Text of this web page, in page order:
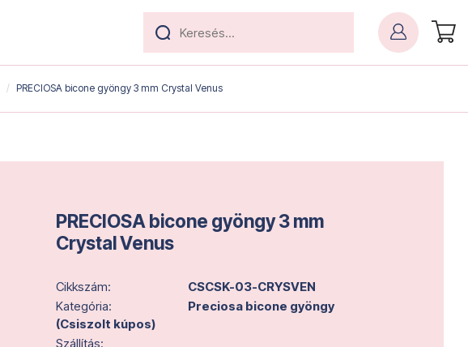
PRECIOSA bicone gyöngy 3 mm Crystal Venus
PRECIOSA bicone gyöngy 3 mm
Crystal Venus
Cikkszám:
CSCSK-03-CRYSVEN
Kategória:
Preciosa bicone gyöngy
(Csiszolt kúpos)
Szállítás: